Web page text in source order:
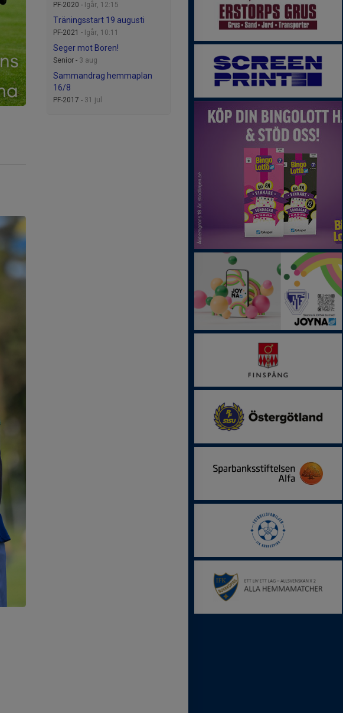
PF-2020 - Igår, 12:15
Träningsstart 19 augusti
PF-2021 - Igår, 10:11
Seger mot Boren!
Senior - 3 aug
Sammandrag hemmaplan
16/8
PF-2017 - 31 jul